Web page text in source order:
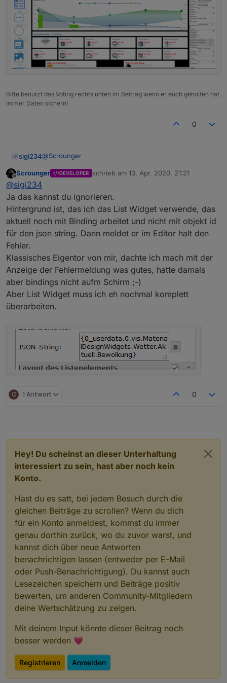
Material Design Widgets repo auf github
Sollte
out of the boxfunktionieren - hoffentlich
;-)
Vielen Dank an
@sigi234: für die Insperation, als Basis hab ich
mich anseinem Wetter Projekt orientiert
@Mic: für sein Skript um Datenpunkte unter
Bitte benutzt das Voting rechts unten im Beitrag wenn er euch geholfen hat.
Immer Daten sichern!
0
sigi234@Scrounger
Hallo, es funktioniert aber im Editor habe ich Fehler, in
Offline
Scrounger DEVELOPER schrieb am 13. Apr. 2020, 21:21
zuletzt editiert von
@sigi234
Ja das kannst du ignorieren.
Hintergrund ist, das ich das List Widget verwende, das
aktuell noch mit Binding arbeitet und nicht mit objekt id
für den json string. Dann meldet er im Editor halt den
Fehler.
Klassisches Eigentor von mir, dachte ich mach mit der
Anzeige der Fehlermeldung was gutes, hatte damals
aber bindings nicht aufm Schirm ;-)
Aber List Widget muss ich eh nochmal komplett
überarbeiten.
O 1 Antwort 0
Hey! Du scheinst an dieser Unterhaltung
interessiert zu sein, hast aber noch kein
Konto.
Hast du es satt, bei jedem Besuch durch die
gleichen Beiträge zu scrollen? Wenn du dich
für ein Konto anmeldest, kommst du immer
genau dorthin zurück, wo du zuvor warst, und
kannst dich über neue Antworten
benachrichtigen lassen (entweder per E-Mail
oder Push-Benachrichtigung). Du kannst auch
Lesezeichen speichern und Beiträge positiv
bewerten, um anderen Community-Mitgliedern
deine Wertschätzung zu zeigen.
Mit deinem Input könnte dieser Beitrag noch
besser werden 💗
Registrieren Anmelden